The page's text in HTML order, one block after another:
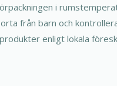
i
från barn och
enligt lokala